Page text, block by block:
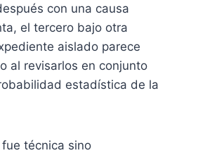
con una causa
el tercero bajo otra
aislado parece
al revisarlos en conjunto
estadística de la
técnica sino